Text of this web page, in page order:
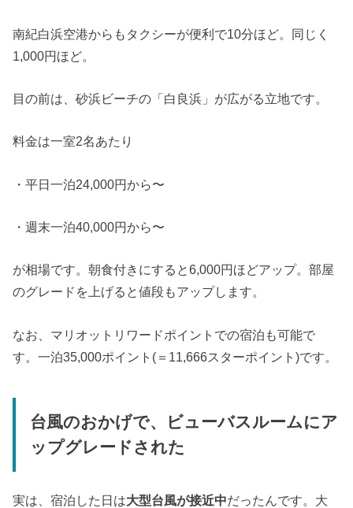
南紀白浜空港からもタクシーが便利で10分ほど。同じく
1,000円ほど。
目の前は、砂浜ビーチの「白良浜」が広がる立地です。
料金は一室2名あたり
・平日一泊24,000円から〜
・週末一泊40,000円から〜
が相場です。朝食付きにすると6,000円ほどアップ。部屋
のグレードを上げると値段もアップします。
なお、マリオットリワードポイントでの宿泊も可能で
す。一泊35,000ポイント(＝11,666スターポイント)です。
台風のおかげで、ビューバスルームにア
ップグレードされた
実は、宿泊した日は大型台風が接近中だったんです。大